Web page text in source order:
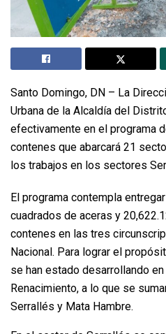
Santo Domingo, DN – La
Urbana de la Alcaldía del
efectivamente en el programa
contenes que abarcará 21
los trabajos en los sectores
El programa contempla
cuadrados de aceras y
contenes en las tres
Nacional. Para lograr el
se han estado desarrollando
Renacimiento, a lo que se
Serrallés y Mata Hambre.